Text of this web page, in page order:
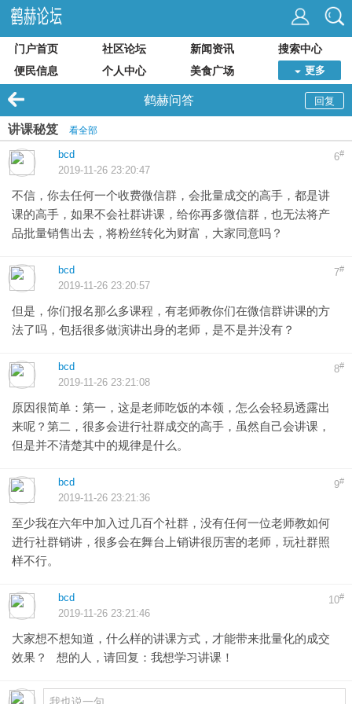
门户首页 社区论坛 新闻资讯
搜索中心
便民信息
个人中心 美食广场 更多
回复
鹤赫问答
讲课秘笈 看全部
6#
bcd
2019-11-26 23:20:47
不信，你去任何一个收费微信群，会批量成交的高手，都是讲
课的高手，如果不会社群讲课，给你再多微信群，也无法将产
品批量销售出去，将粉丝转化为财富，大家同意吗？
7#
bcd
2019-11-26 23:20:57
但是，你们报名那么多课程，有老师教你们在微信群讲课的方
法了吗，包括很多做演讲出身的老师，是不是并没有？
8#
bcd
2019-11-26 23:21:08
原因很简单：第一，这是老师吃饭的本领，怎么会轻易透露出
来呢？第二，很多会进行社群成交的高手，虽然自己会讲课，
但是并不清楚其中的规律是什么。
9#
bcd
2019-11-26 23:21:36
至少我在六年中加入过几百个社群，没有任何一位老师教如何
进行社群销讲，很多会在舞台上销讲很历害的老师，玩社群照
样不行。
10#
bcd
2019-11-26 23:21:46
大家想不想知道，什么样的讲课方式，才能带来批量化的成交
效果？ 想的人，请回复：我想学习讲课！